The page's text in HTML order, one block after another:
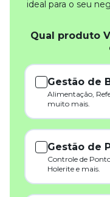
ideal para o seu
Qual produto
Gestão de
Alimentação,
muito mais.
Gestão de
Controle de
Holerite e mais.